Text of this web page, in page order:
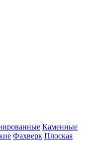
Каменные
Фахверк Плоская